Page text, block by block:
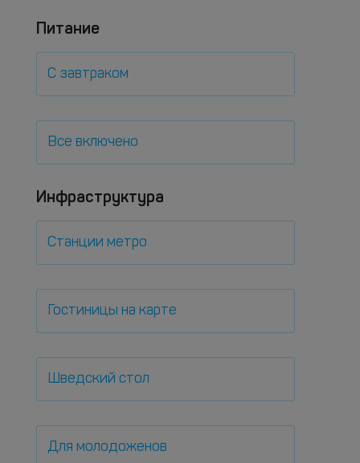
Питание
С завтраком
Все включено
Инфраструктура
Станции метро
Гостиницы на карте
Шведский стол
Для молодоженов